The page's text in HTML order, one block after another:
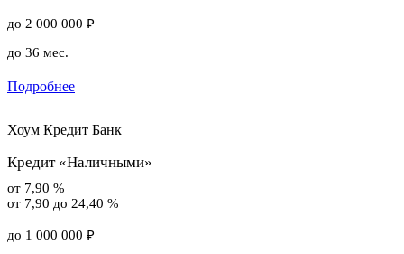
до 2 000 000 ₽
до 36 мес.
Подробнее
Хоум Кредит Банк
Кредит «Наличными»
от 7,90 %
от 7,90 до 24,40 %
до 1 000 000 ₽